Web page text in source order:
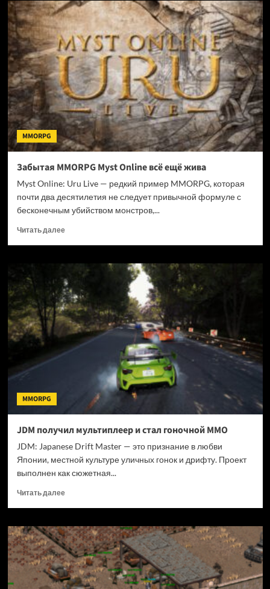
трансляции
авторов
Embers
of
the
Uncrowned:
сюжет,
развитие
поселения
и
кооперативный
контент
MMORPG
Забытая MMORPG Myst Online всё ещё жива
Myst Online: Uru Live — редкий пример MMORPG, которая
почти два десятилетия не следует привычной формуле с
бесконечным убийством монстров,...
Читать далееПрочитать
Забытая
MMORPG
Myst
Online
всё
ещё
жива
MMORPG
JDM получил мультиплеер и стал гоночной MMO
JDM: Japanese Drift Master — это признание в любви
Японии, местной культуре уличных гонок и дрифту. Проект
выполнен как сюжетная...
Читать далееПрочитать
JDM
получил
мультиплеер
и
стал
гоночной